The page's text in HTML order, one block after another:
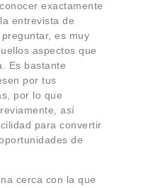
exactamente
entrevista de
es muy
aspectos que
Es bastante
por tus
por lo que
así
para convertir
de
cerca con la que